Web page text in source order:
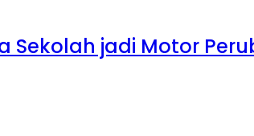
Sekolah jadi Motor